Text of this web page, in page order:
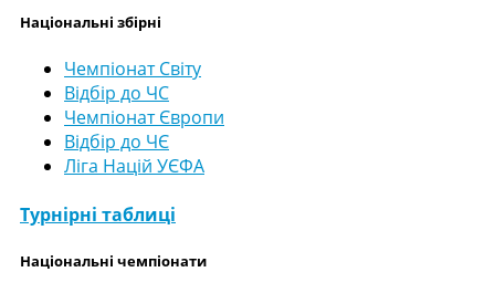
Національні збірні
Чемпіонат Світу
Відбір до ЧС
Чемпіонат Європи
Відбір до ЧЄ
Ліга Націй УЄФА
Турнірні таблиці
Національні чемпіонати